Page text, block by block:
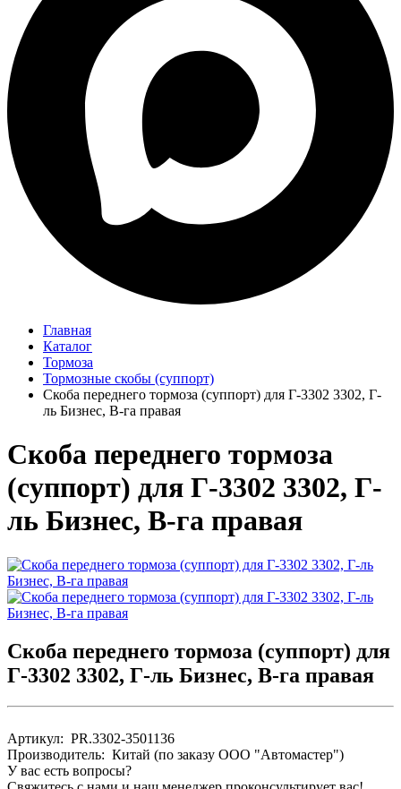
Главная
Каталог
Тормоза
Тормозные скобы (суппорт)
Скоба переднего тормоза (суппорт) для Г-3302 3302, Г-
ль Бизнес, В-га правая
Скоба переднего тормоза
(суппорт) для Г-3302 3302, Г-
ль Бизнес, В-га правая
Скоба переднего тормоза (суппорт) для
Г-3302 3302, Г-ль Бизнес, В-га правая
Артикул: PR.3302-3501136
Производитель: Китай (по заказу ООО "Автомастер")
У вас есть вопросы?